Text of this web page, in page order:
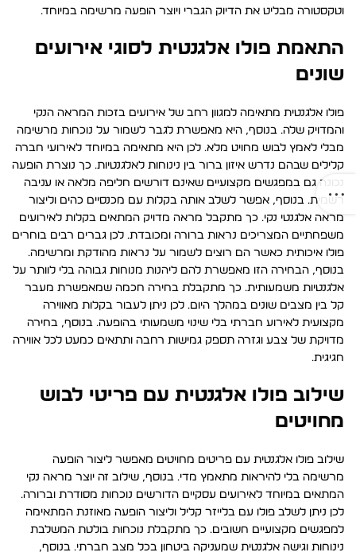
וטקסטורה מבליט את הדיוק הגברי ויוצר הופעה מרשימה במיוחד.
התאמת פולו אלגנטית לסוגי אירועים
שונים
פולו אלגנטית מתאימה למגוון רחב של אירועים בזכות המראה הנקי
והמדויק שלה. בנוסף, היא מאפשרת לגבר לשמור על נוכחות מרשימה
מבלי לאמץ לבוש מחויט מלא. לכן היא מתאימה במיוחד לאירועי חברה
קלילים שבהם נדרש איזון ברור בין נינוחות לאלגנטיות. כך נוצרת הופעה
נכונה גם במפגשים מקצועיים שאינם דורשים חליפה מלאה או עניבה
רשמית. בנוסף, אפשר לשלב אותה בקלות עם מכנסיים כהים וליצור
מראה אלגנטי נקי. כך מתקבל מראה מדויק המתאים בקלות לאירועים
משפחתיים המצריכים נראות ברורה ומכובדת. לכן גברים רבים בוחרים
פולו איכותית כאשר הם רוצים לשמור על נראות מהודקת ומרשימה.
בנוסף, הבחירה הזו מאפשרת להם ליהנות מנוחות גבוהה בלי לוותר על
אלגנטיות משמעותית. כך מתקבלת בחירה חכמה שמאפשרת מעבר
קל בין מצבים שונים במהלך היום. לכן ניתן לעבור בקלות מאווירה
מקצועית לאירוע חברתי בלי שינוי משמעותי בהופעה. בנוסף, בחירה
מדויקת של צבע וגזרה תספק גמישות רחבה ותתאים כמעט לכל אווירה
חגיגית.
שילוב פולו אלגנטית עם פריטי לבוש
מחויטים
שילוב פולו אלגנטית עם פריטים מחויטים מאפשר ליצור הופעה
מרשימה בלי להיראות מתאמץ מדי. בנוסף, שילוב זה יוצר מראה נקי
המתאים במיוחד לאירועים עסקיים הדורשים נוכחות מסודרת וברורה.
לכן ניתן לשלב פולו עם בלייזר קליל וליצור הופעה מאוזנת המתאימה
למפגשים מקצועיים חשובים. כך מתקבלת נוכחות בולטת המשלבת
נינוחות וגישה אלגנטית שמעניקה ביטחון בכל מצב חברתי. בנוסף,